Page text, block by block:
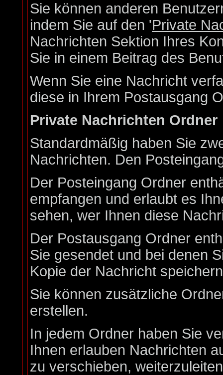
Sie können anderen
indem Sie auf den 'Private
Nachrichten Sektion Ihres
Sie in einem Beitrag des
Wenn Sie eine Nachricht
diese in Ihrem Postausgang
Private Nachrichten Ordner
Standardmäßig haben Sie
Nachrichten. Den
Der Posteingang Ordner
empfangen und erlaubt es
sehen, wer Ihnen diese
Der Postausgang Ordner
Sie gesendet und bei denen
Kopie der Nachricht
Sie können zusätzliche
erstellen.
In jedem Ordner haben Sie
Ihnen erlauben Nachrichten
zu verschieben,